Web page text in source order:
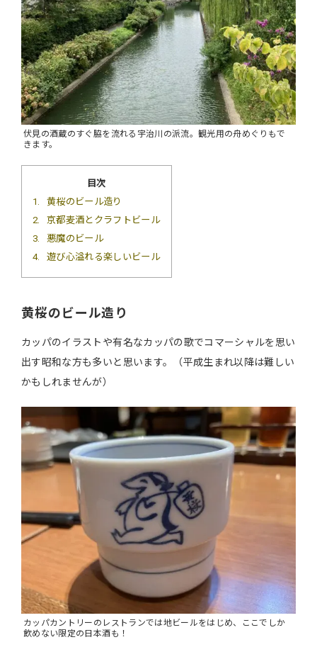
伏見の酒蔵のすぐ脇を流れる宇治川の派流。観光用の舟めぐりもで
きます。
目次
1
黄桜のビール造り
2
京都麦酒とクラフトビール
3
悪魔のビール
4
遊び心溢れる楽しいビール
黄桜のビール造り
カッパのイラストや有名なカッパの歌でコマーシャルを思い
出す昭和な方も多いと思います。（平成生まれ以降は難しい
かもしれませんが）
カッパカントリーのレストランでは地ビールをはじめ、ここでしか
飲めない限定の日本酒も！